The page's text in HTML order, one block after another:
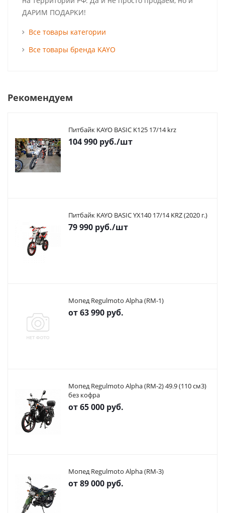
ДАРИМ ПОДАРКИ!
Все товары категории
Все товары бренда KAYO
Рекомендуем
Питбайк KAYO BASIC K125 17/14 krz
104 990 руб./шт
Питбайк KAYO BASIC YX140 17/14 KRZ (2020 г.)
79 990 руб./шт
Мопед Regulmoto Alpha (RM-1)
от63 990 руб.
Мопед Regulmoto Alpha (RM-2) 49.9 (110 см3)
без кофра
от65 000 руб.
Мопед Regulmoto Alpha (RM-3)
от89 000 руб.